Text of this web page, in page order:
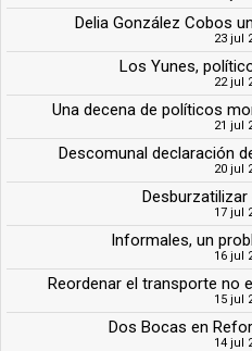
Delia González Cobos
23 jul
Los Yunes,
22 jul
Una decena de políticos
21 jul
Descomunal declaración
20 jul
17 jul
Informales, un
16 jul
Reordenar el transporte no
15 jul
Dos Bocas en
14 jul